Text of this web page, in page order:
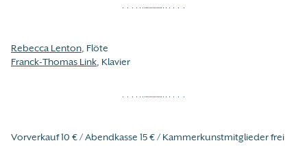
Rebecca Lenton, Flöte
Franck-Thomas Link, Klavier
Vorverkauf 10 € / Abendkasse 15 € / Kammerkunstmitglieder frei